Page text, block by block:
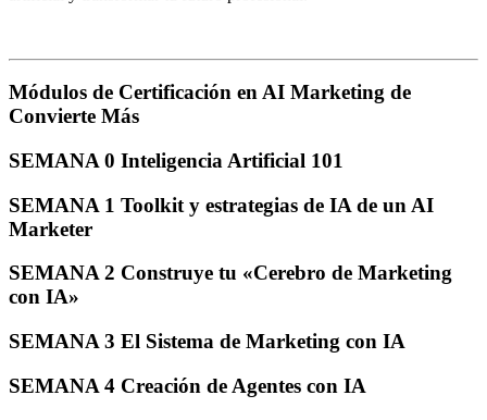
Módulos de Certificación en AI Marketing de
Convierte Más
SEMANA 0 Inteligencia Artificial 101
SEMANA 1 Toolkit y estrategias de IA de un AI
Marketer
SEMANA 2 Construye tu «Cerebro de Marketing
con IA»
SEMANA 3 El Sistema de Marketing con IA
SEMANA 4 Creación de Agentes con IA